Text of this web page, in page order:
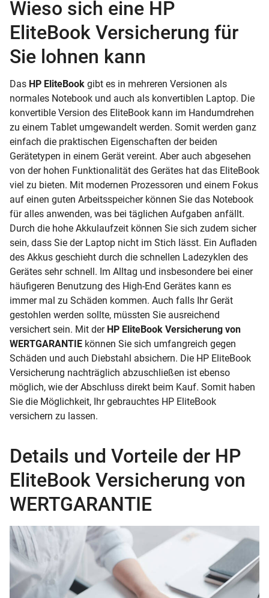
Wieso sich eine HP
EliteBook Versicherung für
Sie lohnen kann
Das HP EliteBook gibt es in mehreren Versionen als
normales Notebook und auch als konvertiblen Laptop. Die
konvertible Version des EliteBook kann im Handumdrehen
zu einem Tablet umgewandelt werden. Somit werden ganz
einfach die praktischen Eigenschaften der beiden
Gerätetypen in einem Gerät vereint. Aber auch abgesehen
von der hohen Funktionalität des Gerätes hat das EliteBook
viel zu bieten. Mit modernen Prozessoren und einem Fokus
auf einen guten Arbeitsspeicher können Sie das Notebook
für alles anwenden, was bei täglichen Aufgaben anfällt.
Durch die hohe Akkulaufzeit können Sie sich zudem sicher
sein, dass Sie der Laptop nicht im Stich lässt. Ein Aufladen
des Akkus geschieht durch die schnellen Ladezyklen des
Gerätes sehr schnell. Im Alltag und insbesondere bei einer
häufigeren Benutzung des High-End Gerätes kann es
immer mal zu Schäden kommen. Auch falls Ihr Gerät
gestohlen werden sollte, müssten Sie ausreichend
versichert sein. Mit der HP EliteBook Versicherung von
WERTGARANTIE können Sie sich umfangreich gegen
Schäden und auch Diebstahl absichern. Die HP EliteBook
Versicherung nachträglich abzuschließen ist ebenso
möglich, wie der Abschluss direkt beim Kauf. Somit haben
Sie die Möglichkeit, Ihr gebrauchtes HP EliteBook
versichern zu lassen.
Details und Vorteile der HP
EliteBook Versicherung von
WERTGARANTIE